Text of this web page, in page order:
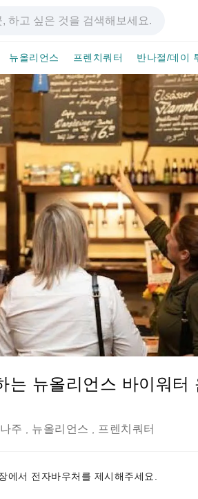
뉴올리언스 프렌치쿼터 반나절/데이
는 뉴올리언스 바이워터
주 뉴올리언스 프렌치쿼터
에서 전자바우처를 제시해주세요.